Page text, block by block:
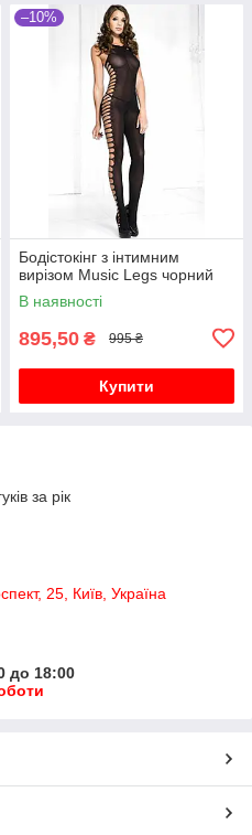
–10%
Бодістокінг з інтимним
вирізом Music Legs чорний
В наявності
895,50 ₴ 995 ₴
Купити
за рік
25, Київ, Україна
до 18:00